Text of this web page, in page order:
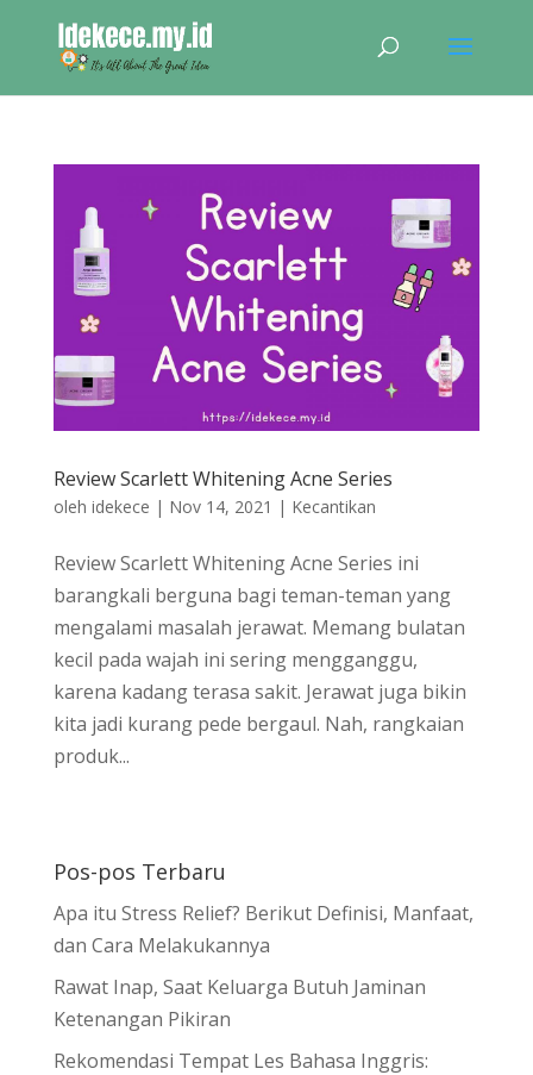
Review Scarlett Whitening Acne Series
oleh idekece | Nov 14, 2021 | Kecantikan
Review Scarlett Whitening Acne Series ini
barangkali berguna bagi teman-teman yang
mengalami masalah jerawat. Memang bulatan
kecil pada wajah ini sering mengganggu,
karena kadang terasa sakit. Jerawat juga bikin
kita jadi kurang pede bergaul. Nah, rangkaian
produk...
Pos-pos Terbaru
Apa itu Stress Relief? Berikut Definisi, Manfaat,
dan Cara Melakukannya
Rawat Inap, Saat Keluarga Butuh Jaminan
Ketenangan Pikiran
Rekomendasi Tempat Les Bahasa Inggris: